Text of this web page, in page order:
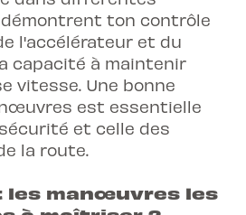
ton contrôle
l'accélérateur et du
capacité à maintenir
vitesse. Une bonne
est essentielle
et celle des
la route.
les manœuvres les